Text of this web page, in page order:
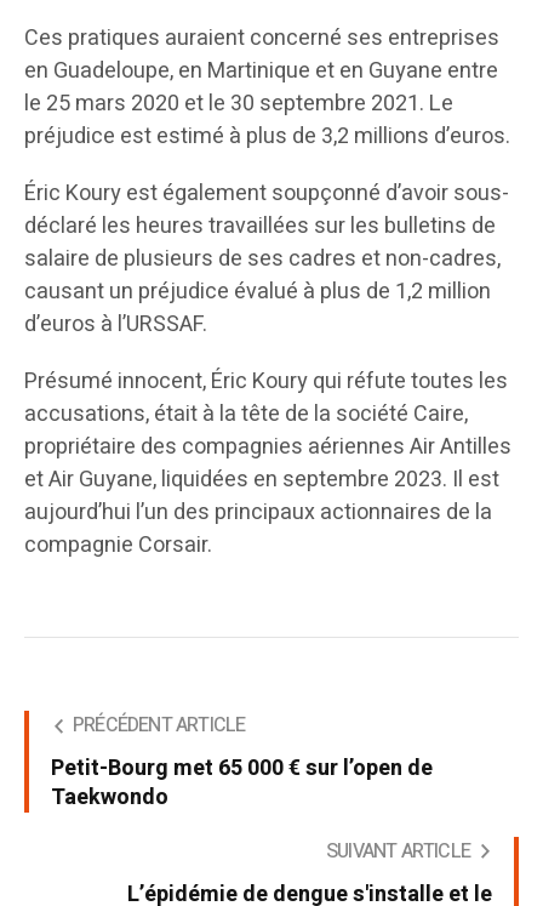
Ces pratiques auraient concerné ses entreprises
en Guadeloupe, en Martinique et en Guyane entre
le 25 mars 2020 et le 30 septembre 2021. Le
préjudice est estimé à plus de 3,2 millions d’euros.
Éric Koury est également soupçonné d’avoir sous-
déclaré les heures travaillées sur les bulletins de
salaire de plusieurs de ses cadres et non-cadres,
causant un préjudice évalué à plus de 1,2 million
d’euros à l’URSSAF.
Présumé innocent, Éric Koury qui réfute toutes les
accusations, était à la tête de la société Caire,
propriétaire des compagnies aériennes Air Antilles
et Air Guyane, liquidées en septembre 2023. Il est
aujourd’hui l’un des principaux actionnaires de la
compagnie Corsair.
PRÉCÉDENT ARTICLE
Petit-Bourg met 65 000 € sur l’open de
Taekwondo
SUIVANT ARTICLE
L’épidémie de dengue s'installe et le